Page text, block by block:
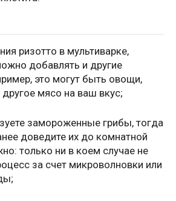
ризотто в мультиварке,
добавлять и другие
это могут быть овощи,
мясо на ваш вкус;
замороженные грибы, тогда
доведите их до комнатной
только ни в коем случае не
за счет микроволновки или